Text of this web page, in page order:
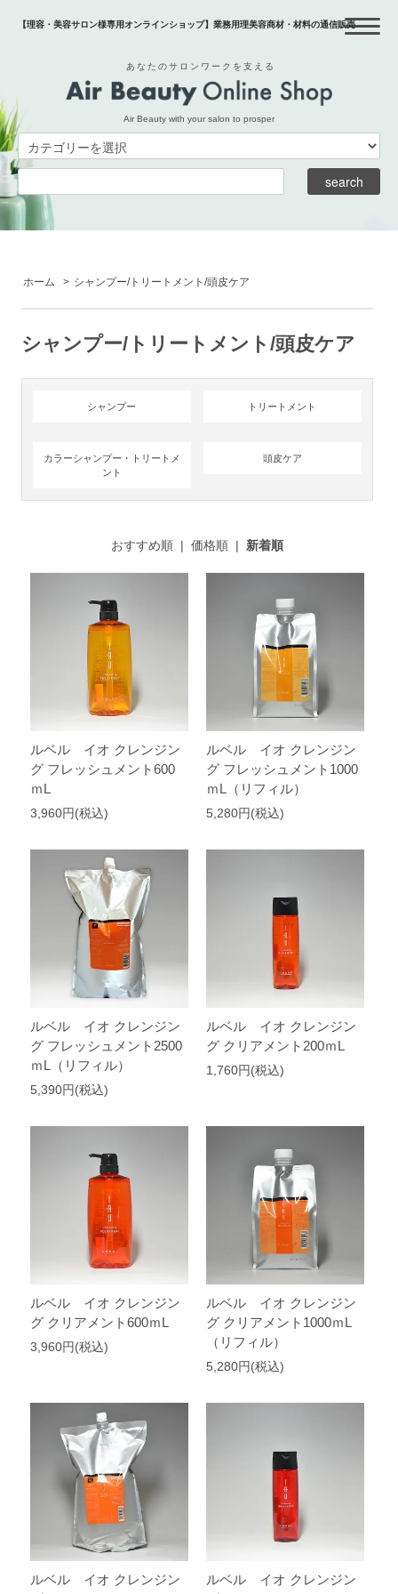
【理容・美容サロン様専用オンラインショップ】業務用理美容商材・材料の通信販売
あなたのサロンワークを支える
Air Beauty with your salon to prosper
ホーム > シャンプー/トリートメント/頭皮ケア
シャンプー/トリートメント/頭皮ケア
シャンプー トリートメント
カラーシャンプー・トリートメ
ント
頭皮ケア
おすすめ順| 価格順| 新着順
ルベル イオ クレンジン
グ フレッシュメント600
ｍL
3,960円(税込)
ルベル イオ クレンジン
グ フレッシュメント1000
ｍL（リフィル）
5,280円(税込)
ルベル イオ クレンジン
グ フレッシュメント2500
ｍL（リフィル）
5,390円(税込)
ルベル イオ クレンジン
グ クリアメント200ｍL
1,760円(税込)
ルベル イオ クレンジン
グ クリアメント600ｍL
3,960円(税込)
ルベル イオ クレンジン
グ クリアメント1000ｍL
（リフィル）
5,280円(税込)
ルベル イオ クレンジン
ルベル イオ クレンジン